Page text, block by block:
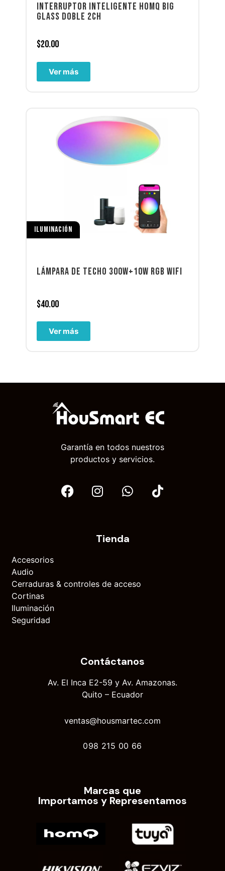
INTERRUPTOR INTELIGENTE HOMQ BIG
GLASS DOBLE 2CH
$20.00
Ver más
ILUMINACIÓN
LÁMPARA DE TECHO 300W+10W RGB WIFI
$40.00
Ver más
Garantía en todos nuestros
productos y servicios.
Tienda
Accesorios
Audio
Cerraduras & controles de acceso
Cortinas
Iluminación
Seguridad
Contáctanos
Av. El Inca E2-59 y Av. Amazonas.
Quito – Ecuador
ventas@housmartec.com
098 215 00 66
Marcas que
Importamos y Representamos